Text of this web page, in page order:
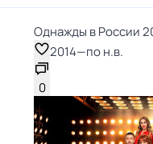
Однажды в России
2014—по н.в.
0